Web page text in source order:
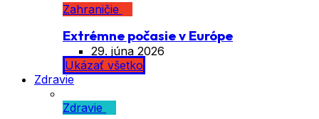
Zahraničie
Extrémne počasie v Európe
29. júna 2026
Ukázať všetko
Zdravie
Zdravie